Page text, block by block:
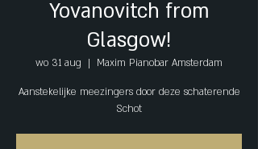
Yovanovitch from
Glasgow!
wo 31 aug
  |
Maxim Pianobar Amsterdam
Aanstekelijke meezingers door deze schaterende
Schot